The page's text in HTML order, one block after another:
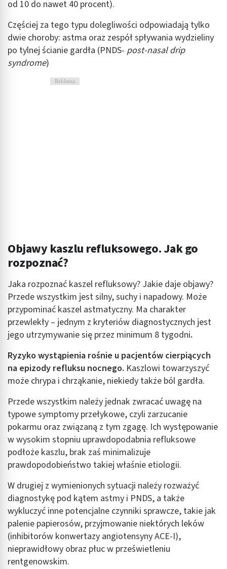
od 10 do nawet 40 procent).
Częściej za tego typu dolegliwości odpowiadają tylko
dwie choroby: astma oraz zespół spływania wydzieliny
po tylnej ścianie gardła (PNDS- post-nasal drip
syndrome)
Reklama
Objawy kaszlu refluksowego. Jak go
rozpoznać?
Jaka rozpoznać kaszel refluksowy? Jakie daje objawy?
Przede wszystkim jest silny, suchy i napadowy. Może
przypominać kaszel astmatyczny. Ma charakter
przewlekły – jednym z kryteriów diagnostycznych jest
jego utrzymywanie się przez minimum 8 tygodni.
Ryzyko wystąpienia rośnie u pacjentów cierpiących
na epizody refluksu nocnego. Kaszlowi towarzyszyć
może chrypa i chrząkanie, niekiedy także ból gardła.
Przede wszystkim należy jednak zwracać uwagę na
typowe symptomy przełykowe, czyli zarzucanie
pokarmu oraz związaną z tym zgagę. Ich występowanie
w wysokim stopniu uprawdopodabnia refluksowe
podłoże kaszlu, brak zaś minimalizuje
prawdopodobieństwo takiej właśnie etiologii.
W drugiej z wymienionych sytuacji należy rozważyć
diagnostykę pod kątem astmy i PNDS, a także
wykluczyć inne potencjalne czynniki sprawcze, takie jak
palenie papierosów, przyjmowanie niektórych leków
(inhibitorów konwertazy angiotensyny ACE-I),
nieprawidłowy obraz płuc w prześwietleniu
rentgenowskim.